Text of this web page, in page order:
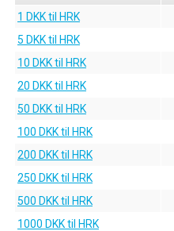
1 DKK til HRK
5 DKK til HRK
10 DKK til HRK
20 DKK til HRK
50 DKK til HRK
100 DKK til HRK
200 DKK til HRK
250 DKK til HRK
500 DKK til HRK
1000 DKK til HRK